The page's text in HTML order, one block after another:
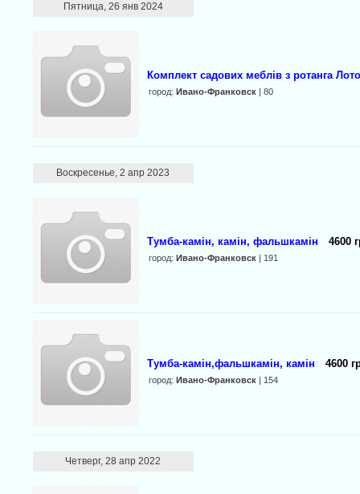
Пятница, 26 янв 2024
Комплект садових меблів з ротанга
город: Ивано-Франковск| 80
Воскресенье, 2 апр 2023
Тумба-камін, камін, фальшкамін 4600
город: Ивано-Франковск| 191
Тумба-камін,фальшкамін, камін 4600
город: Ивано-Франковск| 154
Четверг, 28 апр 2022